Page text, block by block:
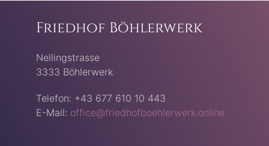
Friedhof Böhlerwerk
Nellingstrasse
3333 Böhlerwerk
Telefon: +43 677 610 10 443
E-Mail: office@friedhofboehlerwerk.online